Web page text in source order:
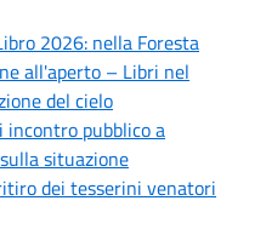
2026: nella Foresta
all'aperto – Libri nel
del cielo
incontro pubblico a
situazione
dei tesserini venatori